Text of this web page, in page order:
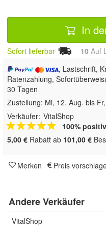
In
Sofort lieferbar 10 Auf
, Lastschrift,
Ratenzahlung,
30 Tagen
Zustellung: Mi, 12. Aug. bis
Verkäufer: VitalShop
100% positiv
5,00 € Rabatt ab 101,00 €
Merken Preis
Andere Verkäufer
VitalShop